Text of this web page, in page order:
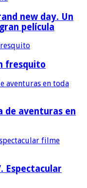
new day. Un
película
fresquito
de aventuras en
Espectacular